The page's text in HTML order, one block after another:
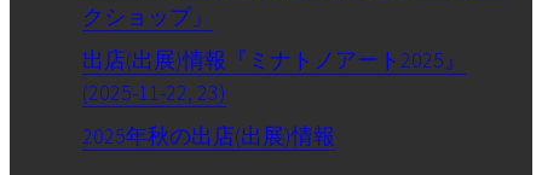
クショップ」
出店(出展)情報『ミナトノアート2025』
(2025-11-22, 23)
2025年秋の出店(出展)情報